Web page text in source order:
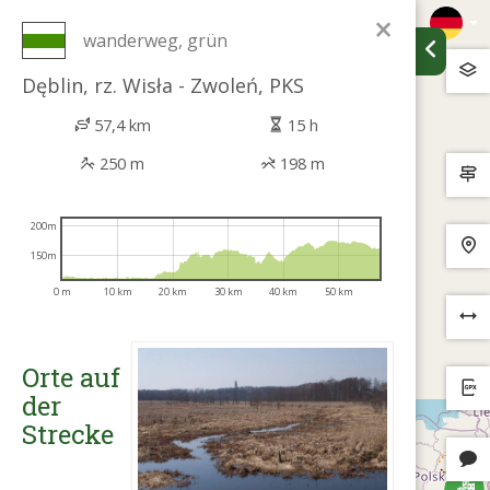
×
wanderweg, grün
Dęblin, rz. Wisła - Zwoleń, PKS
57,4 km
15 h
250 m
198 m
0 m 10 km 20 km 30 km 40 km 50 km
150m
200m
Orte auf
der
Strecke